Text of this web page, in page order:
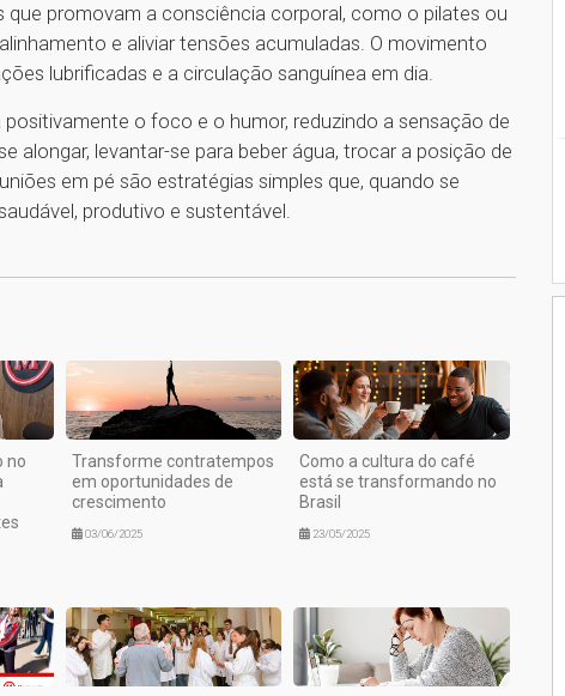
promovam a consciência corporal, como o pilates ou
e aliviar tensões acumuladas. O movimento
lubrificadas e a circulação sanguínea em dia.
o foco e o humor, reduzindo a sensação de
alongar, levantar-se para beber água, trocar a posição de
em pé são estratégias simples que, quando se
produtivo e sustentável.
1
no
Transforme contratempos
em oportunidades de
crescimento
03/06/2025
Como a cultura do café
está se transformando no
Brasil
23/05/2025